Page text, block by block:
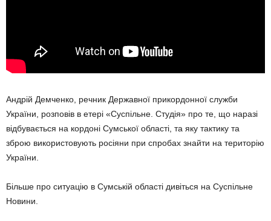
Андрій Демченко, речник Державної прикордонної служби
України, розповів в етері «Суспільне. Студія» про те, що наразі
відбувається на кордоні Сумської області, та яку тактику та
зброю використовують росіяни при спробах знайти на територію
України.
Більше про ситуацію в Сумській області дивіться на Суспільне
Новини.